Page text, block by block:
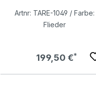
Artnr: TARE-1049 / Farbe:
Flieder
Regulärer
199,50 €